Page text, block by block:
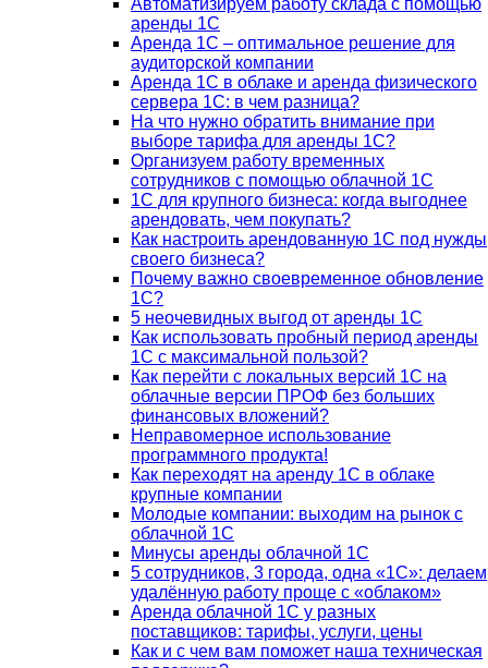
Автоматизируем работу склада с помощью
аренды 1С
Аренда 1С – оптимальное решение для
аудиторской компании
Аренда 1С в облаке и аренда физического
сервера 1С: в чем разница?
На что нужно обратить внимание при
выборе тарифа для аренды 1С?
Организуем работу временных
сотрудников с помощью облачной 1С
1С для крупного бизнеса: когда выгоднее
арендовать, чем покупать?
Как настроить арендованную 1С под нужды
своего бизнеса?
Почему важно своевременное обновление
1С?
5 неочевидных выгод от аренды 1С
Как использовать пробный период аренды
1С с максимальной пользой?
Как перейти с локальных версий 1С на
облачные версии ПРОФ без больших
финансовых вложений?
Неправомерное использование
программного продукта!
Как переходят на аренду 1С в облаке
крупные компании
Молодые компании: выходим на рынок с
облачной 1С
Минусы аренды облачной 1С
5 сотрудников, 3 города, одна «1С»: делаем
удалённую работу проще с «облаком»
Аренда облачной 1С у разных
поставщиков: тарифы, услуги, цены
Как и с чем вам поможет наша техническая